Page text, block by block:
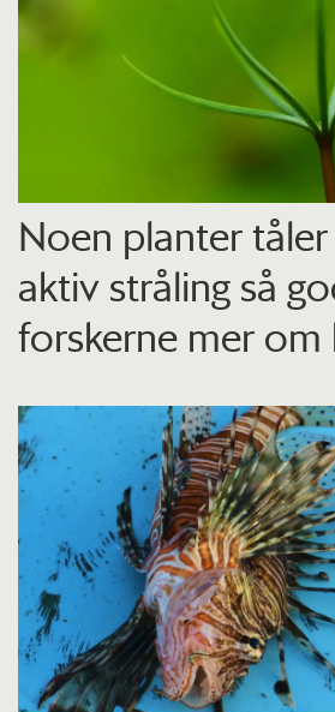
Noen planter
aktiv stråling så
forskerne mer